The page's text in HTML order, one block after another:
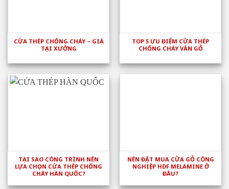
CỬA THÉP CHỐNG CHÁY – GIÁ
TẠI XƯỞNG
TOP 5 ƯU ĐIỂM CỬA THÉP
CHỐNG CHÁY VÂN GỖ
TẠI SAO CÔNG TRÌNH NÊN
LỰA CHỌN CỬA THÉP CHỐNG
CHÁY HÀN QUỐC?
NÊN ĐẶT MUA CỬA GỖ CÔNG
NGHIỆP HDF MELAMINE Ở
ĐÂU?